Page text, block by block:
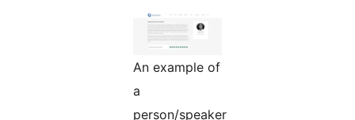
An example of
a
person/speaker